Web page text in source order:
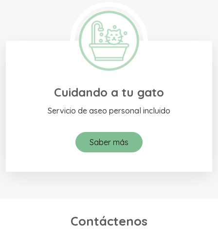
Cuidando a tu gato
Servicio de aseo personal incluido
Saber más
Contáctenos